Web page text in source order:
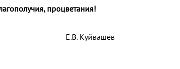
процветания!
Е.В. Куйвашев